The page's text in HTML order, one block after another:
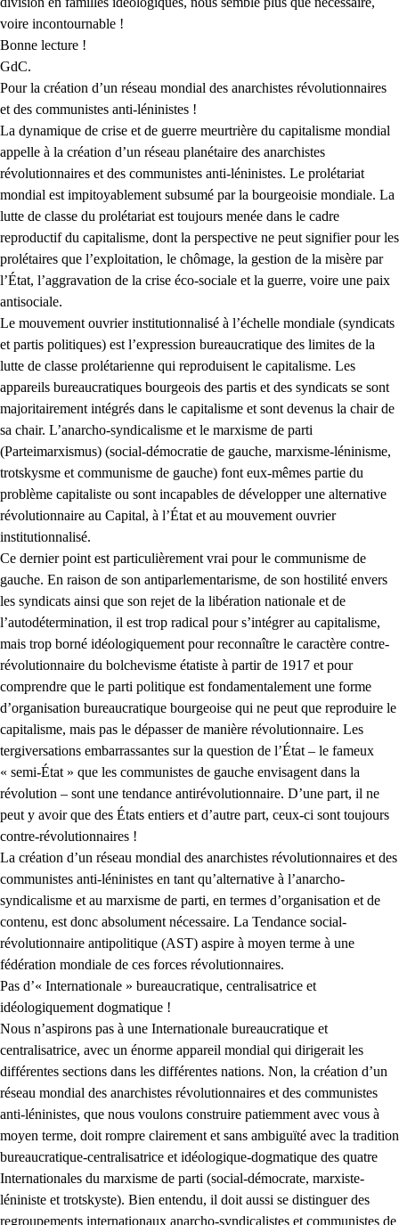
voire incontournable !
Bonne lecture !
GdC.
Pour la création d’un réseau mondial des anarchistes révolutionnaires
et des communistes anti-léninistes !
La dynamique de crise et de guerre meurtrière du capitalisme mondial
appelle à la création d’un réseau planétaire des anarchistes
révolutionnaires et des communistes anti-léninistes. Le prolétariat
mondial est impitoyablement subsumé par la bourgeoisie mondiale. La
lutte de classe du prolétariat est toujours menée dans le cadre
reproductif du capitalisme, dont la perspective ne peut signifier pour les
prolétaires que l’exploitation, le chômage, la gestion de la misère par
l’État, l’aggravation de la crise éco-sociale et la guerre, voire une paix
antisociale.
Le mouvement ouvrier institutionnalisé à l’échelle mondiale (syndicats
et partis politiques) est l’expression bureaucratique des limites de la
lutte de classe prolétarienne qui reproduisent le capitalisme. Les
appareils bureaucratiques bourgeois des partis et des syndicats se sont
majoritairement intégrés dans le capitalisme et sont devenus la chair de
sa chair. L’anarcho-syndicalisme et le marxisme de parti
(Parteimarxismus) (social-démocratie de gauche, marxisme-léninisme,
trotskysme et communisme de gauche) font eux-mêmes partie du
problème capitaliste ou sont incapables de développer une alternative
révolutionnaire au Capital, à l’État et au mouvement ouvrier
institutionnalisé.
Ce dernier point est particulièrement vrai pour le communisme de
gauche. En raison de son antiparlementarisme, de son hostilité envers
les syndicats ainsi que son rejet de la libération nationale et de
l’autodétermination, il est trop radical pour s’intégrer au capitalisme,
mais trop borné idéologiquement pour reconnaître le caractère contre-
révolutionnaire du bolchevisme étatiste à partir de 1917 et pour
comprendre que le parti politique est fondamentalement une forme
d’organisation bureaucratique bourgeoise qui ne peut que reproduire le
capitalisme, mais pas le dépasser de manière révolutionnaire. Les
tergiversations embarrassantes sur la question de l’État – le fameux
« semi-État » que les communistes de gauche envisagent dans la
révolution – sont une tendance antirévolutionnaire. D’une part, il ne
peut y avoir que des États entiers et d’autre part, ceux-ci sont toujours
contre-révolutionnaires !
La création d’un réseau mondial des anarchistes révolutionnaires et des
communistes anti-léninistes en tant qu’alternative à l’anarcho-
syndicalisme et au marxisme de parti, en termes d’organisation et de
contenu, est donc absolument nécessaire. La Tendance social-
révolutionnaire antipolitique (AST) aspire à moyen terme à une
fédération mondiale de ces forces révolutionnaires.
Pas d’« Internationale » bureaucratique, centralisatrice et
idéologiquement dogmatique !
Nous n’aspirons pas à une Internationale bureaucratique et
centralisatrice, avec un énorme appareil mondial qui dirigerait les
différentes sections dans les différentes nations. Non, la création d’un
réseau mondial des anarchistes révolutionnaires et des communistes
anti-léninistes, que nous voulons construire patiemment avec vous à
moyen terme, doit rompre clairement et sans ambiguïté avec la tradition
bureaucratique-centralisatrice et idéologique-dogmatique des quatre
Internationales du marxisme de parti (social-démocrate, marxiste-
léniniste et trotskyste). Bien entendu, il doit aussi se distinguer des
regroupements internationaux anarcho-syndicalistes et communistes de